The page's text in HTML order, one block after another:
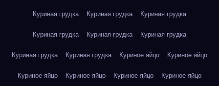
Куриная грудка Куриная грудка Куриная грудка
Куриная грудка Куриная грудка Куриная грудка
Куриная грудка Куриная грудка Куриное яйцо Куриное яйцо
Куриное яйцо Куриное яйцо Куриное яйцо Куриное яйцо